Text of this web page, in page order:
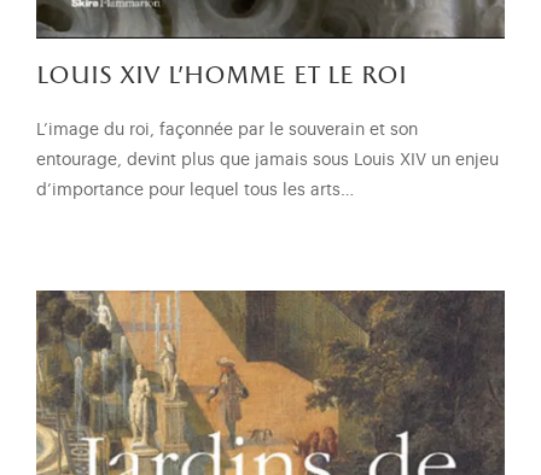
louis xiv l’homme et le roi
L’image du roi, façonnée par le souverain et son
entourage, devint plus que jamais sous Louis XIV un enjeu
d’importance pour lequel tous les arts…